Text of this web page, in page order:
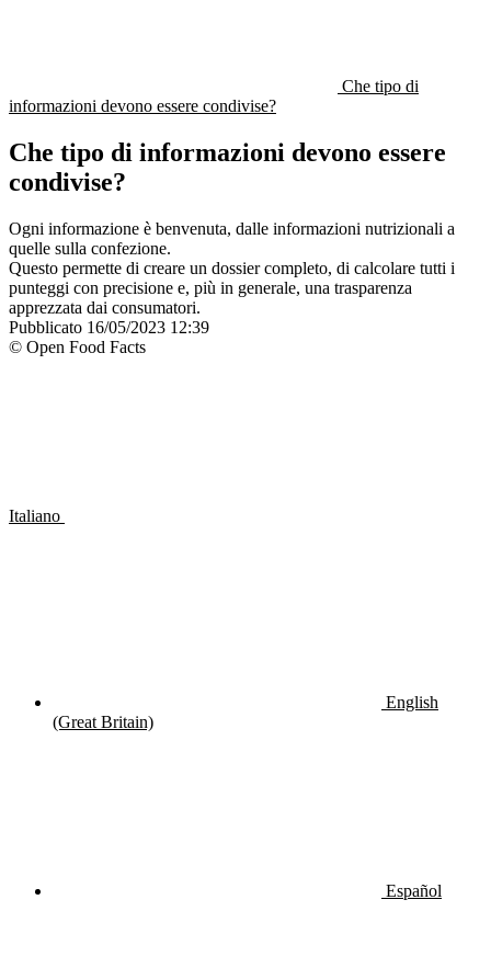
Che tipo di
informazioni devono essere condivise?
Che tipo di informazioni devono essere
condivise?
Ogni informazione è benvenuta, dalle informazioni nutrizionali a
quelle sulla confezione.
Questo permette di creare un dossier completo, di calcolare tutti i
punteggi con precisione e, più in generale, una trasparenza
apprezzata dai consumatori.
Pubblicato 16/05/2023 12:39
© Open Food Facts
Italiano
English
(Great Britain)
Español